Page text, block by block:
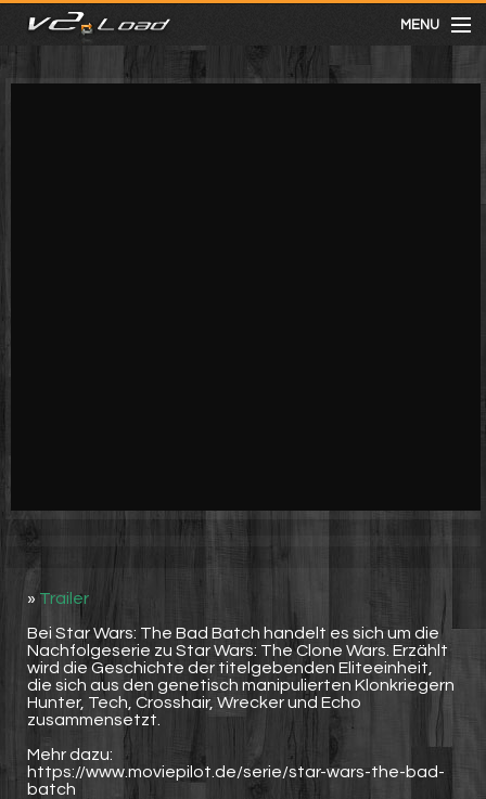
MENU
meist gesehen
» Trailer
Bei Star Wars: The Bad Batch handelt es sich um die
Nachfolgeserie zu Star Wars: The Clone Wars. Erzählt
wird die Geschichte der titelgebenden Eliteeinheit,
die sich aus den genetisch manipulierten Klonkriegern
Hunter, Tech, Crosshair, Wrecker und Echo
zusammensetzt.
Mehr dazu:
https://www.moviepilot.de/serie/star-wars-the-bad-
batch